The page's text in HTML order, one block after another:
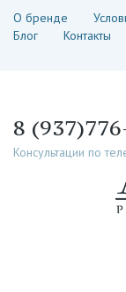
О бренде
Блог
Контакты
8
Консультации по